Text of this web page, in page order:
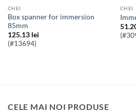
CHEI
box spanner for immersion
85mm
125.13 lei
(#13694)
CHEI
CELE MAI NOI PRODUSE